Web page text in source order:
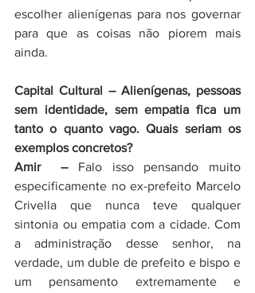
escolher alienígenas para nos governar
para que as coisas não piorem mais
ainda.
Capital Cultural – Alienígenas, pessoas
sem identidade, sem empatia fica um
tanto o quanto vago. Quais seriam os
exemplos concretos?
Amir  – Falo isso pensando muito
especificamente no ex-prefeito Marcelo
Crivella que nunca teve qualquer
sintonia ou empatia com a cidade. Com
a administração desse senhor, na
verdade, um duble de prefeito e bispo e
um pensamento extremamente e